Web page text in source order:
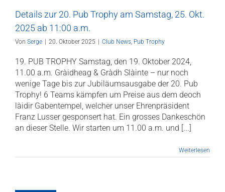
Details zur 20. Pub Trophy am Samstag, 25. Okt.
2025 ab 11:00 a.m.
Von Serge 20. Oktober 2025 Club News, Pub Trophy
19. PUB TROPHY Samstag, den 19. Oktober 2024,
11.00 a.m. Gràidheag & Gràdh Slàinte – nur noch
wenige Tage bis zur Jubiläumsausgabe der 20. Pub
Trophy! 6 Teams kämpfen um Preise aus dem deoch
làidir Gabentempel, welcher unser Ehrenpräsident
Franz Lusser gesponsert hat. Ein grosses Dankeschön
an dieser Stelle. Wir starten um 11.00 a.m. und [...]
Weiterlesen